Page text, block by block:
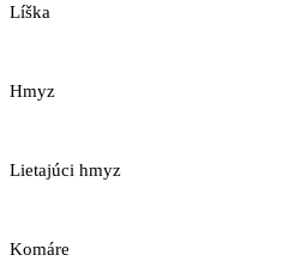
Líška
Hmyz
Lietajúci hmyz
Komáre